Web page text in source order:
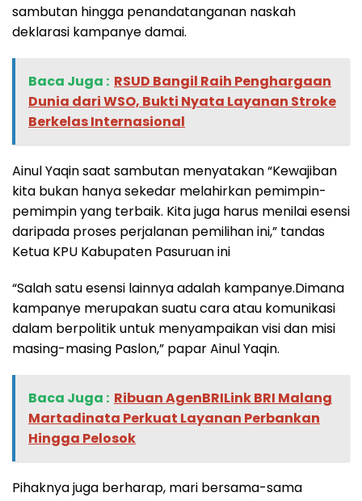
sambutan hingga penandatanganan naskah
deklarasi kampanye damai.
Baca Juga : RSUD Bangil Raih Penghargaan
Dunia dari WSO, Bukti Nyata Layanan Stroke
Berkelas Internasional
Ainul Yaqin saat sambutan menyatakan “Kewajiban
kita bukan hanya sekedar melahirkan pemimpin-
pemimpin yang terbaik. Kita juga harus menilai esensi
daripada proses perjalanan pemilihan ini,” tandas
Ketua KPU Kabupaten Pasuruan ini
“Salah satu esensi lainnya adalah kampanye.Dimana
kampanye merupakan suatu cara atau komunikasi
dalam berpolitik untuk menyampaikan visi dan misi
masing-masing Paslon,” papar Ainul Yaqin.
Baca Juga : Ribuan AgenBRILink BRI Malang
Martadinata Perkuat Layanan Perbankan
Hingga Pelosok
Pihaknya juga berharap, mari bersama-sama